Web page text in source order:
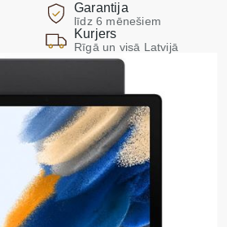
Garantija
līdz 6 mēnešiem
Kurjers
Rīgā un visā Latvijā